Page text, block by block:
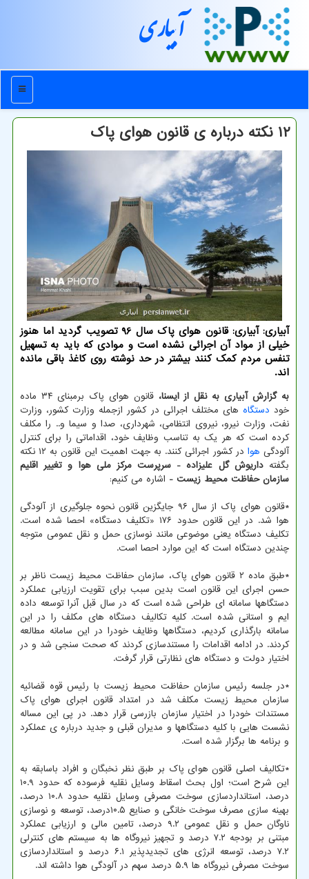
آبیاری
منو
۱۲ نکته درباره ی قانون هوای پاک
آبیاری: آبیاری: قانون هوای پاک سال 96 تصویب گردید اما هنوز
خیلی از مواد آن اجرائی نشده است و موادی که باید به تسهیل
تنفس مردم کمک کنند بیشتر در حد نوشته روی کاغذ باقی مانده
اند.
به گزارش آبیاری به نقل از ایسنا،
قانون هوای پاک برمبنای ۳۴ ماده
خود دستگاه های مختلف اجرائی در کشور ازجمله وزارت کشور، وزارت
نفت، وزارت نیرو، نیروی انتظامی، شهرداری، صدا و سیما و.. را مکلف
کرده است که هر یک به تناسب وظایف خود، اقداماتی را برای کنترل
آلودگی هوا
در کشور اجرائی کنند. به جهت اهمیت این قانون به ۱۲ نکته
بگفتهداریوش گل علیزاده - سرپرست مرکز ملی هوا و تغییر اقلیم
سازمان حفاظت محیط زیست - اشاره می کنیم:
*قانون هوای پاک از سال ۹۶ جایگزین قانون نحوه جلوگیری از آلودگی
هوا شد. در این قانون حدود ۱۷۶ «تکلیف دستگاه» احصا شده است.
تکلیف دستگاه یعنی موضوعی مانند نوسازی حمل و نقل عمومی متوجه
چندین دستگاه است که این موارد احصا است.
*طبق ماده ۲ قانون هوای پاک، سازمان حفاظت محیط زیست ناظر بر
حسن اجرای این قانون است بدین سبب برای تقویت ارزیابی عملکرد
دستگاهها سامانه ای طراحی شده است که در سال قبل آنرا توسعه داده
ایم و استانی شده است. کلیه تکالیف دستگاه های مکلف را در این
سامانه بارگذاری کردیم، دستگاهها وظایف خودرا در این سامانه مطالعه
کردند. در ادامه اقدامات را مستندسازی کردند که صحت سنجی شد و در
اختیار دولت و دستگاه های نظارتی قرار گرفت.
*در جلسه رئیس سازمان حفاظت محیط زیست با رئیس قوه قضائیه
سازمان محیط زیست مکلف شد در امتداد قانون اجرای هوای پاک
مستندات خودرا در اختیار سازمان بازرسی قرار دهد. در پی این مساله
نشست هایی با کلیه دستگاهها و مدیران قبلی و جدید درباره ی عملکرد
و برنامه ها برگزار شده است.
*تکالیف اصلی قانون هوای پاک بر طبق نظر نخبگان و افراد باسابقه به
این شرح است؛ اول بحث اسقاط وسایل نقلیه فرسوده که حدود ۱۰.۹
درصد، استانداردسازی سوخت مصرفی وسایل نقلیه حدود ۱۰.۸ درصد،
بهینه سازی مصرف سوخت خانگی و صنایع ۱۰.۵درصد، توسعه و نوسازی
ناوگان حمل و نقل عمومی ۹.۲ درصد، تامین مالی و ارزیابی عملکرد
مبتنی بر بودجه ۷.۲ درصد و تجهیز نیروگاه ها به سیستم های کنترلی
۷.۲ درصد، توسعه انرژی های تجدیدپذیر ۶.۱ درصد و استانداردسازی
سوخت مصرفی نیروگاه ها ۵.۹ درصد سهم در آلودگی هوا داشته اند.‍